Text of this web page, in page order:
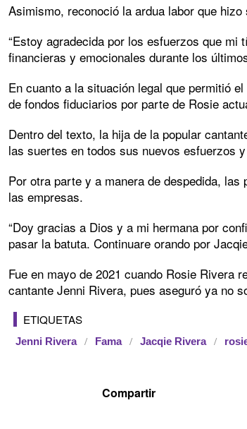
Asimismo, reconoció la ardua labor que
“Estoy agradecida por los esfuerzos que
financieras y emocionales durante los
En cuanto a la situación legal que permitió
de fondos fiduciarios por parte de Rosie
Dentro del texto, la hija de la popular
las suertes en todos sus nuevos esfuerzos
Por otra parte y a manera de despedida,
las empresas.
“Doy gracias a Dios y a mi hermana por
pasar la batuta. Continuare orando por
Fue en mayo de 2021 cuando Rosie Rivera
cantante Jenni Rivera, pues aseguró ya no
ETIQUETAS
Jenni Rivera Fama Jacqie Rivera